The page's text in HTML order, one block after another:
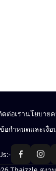
ดต่อเรานโยบาย
ข้อกำหนดและเงื่อ